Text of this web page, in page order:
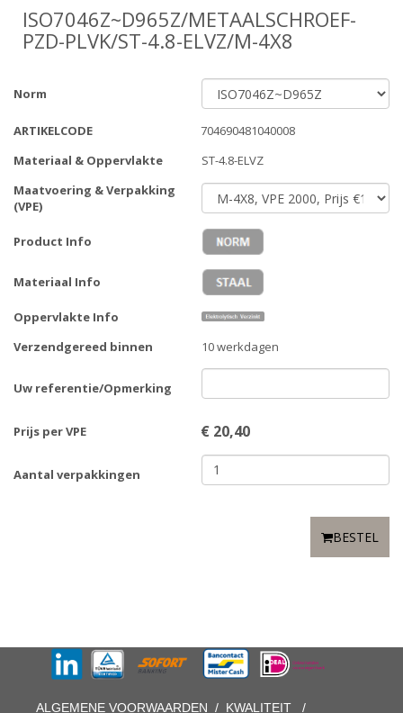
ISO7046Z~D965Z/METAALSCHROEF-
PZD-PLVK/ST-4.8-ELVZ/M-4X8
Norm
ARTIKELCODE
704690481040008
Materiaal & Oppervlakte
ST-4.8-ELVZ
Maatvoering & Verpakking
(VPE)
Product Info
Materiaal Info
Oppervlakte Info
Verzendgereed binnen
10 werkdagen
Uw referentie/Opmerking
Prijs per VPE € 20,40
Aantal verpakkingen
BESTEL
ALGEMENE VOORWAARDEN / KWALITEIT /